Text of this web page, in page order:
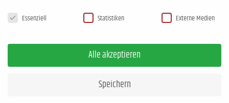
Datenschutzeinstellungen
Essenziell Statistiken Externe Medien
Alle akzeptieren
Speichern